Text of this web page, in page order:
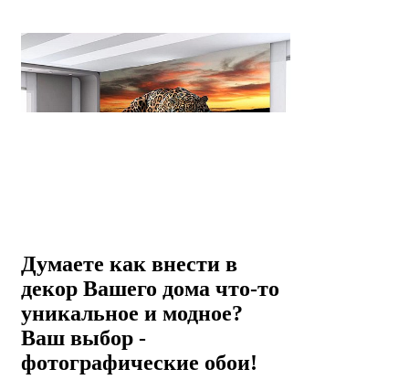
Думаете как внести в
декор Вашего дома что-то
уникальное и модное?
Ваш выбор -
фотографические обои!